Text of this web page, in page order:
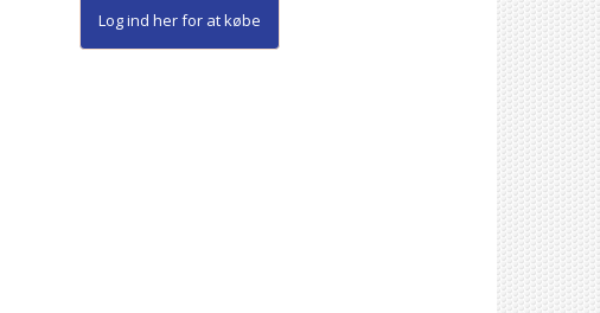
Log ind herfor at købe